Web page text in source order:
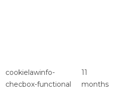
cookielawinfo-
checbox-functional
11
months